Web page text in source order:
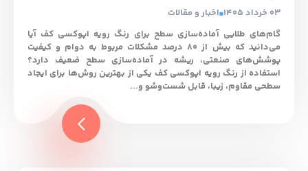
03 خرداد 1405
اخبار و مقالات
گام‌های طلایی آماده‌سازی سطح برای رنگ رویه اپوکسی کف آیا
می‌دانید که بیش از ۸۰ درصد مشکلات مربوط به دوام و کیفیت
پوشش‌های صنعتی، ریشه در آماده‌سازی سطح ضعیف دارد؟
استفاده از رنگ رویه اپوکسی کف یکی از بهترین روش‌ها برای ایجاد
سطحی مقاوم، زیبا، قابل شست‌وشو و...